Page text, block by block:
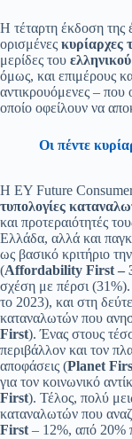
Η τέταρτη έκδοση της
ορισμένες κυρίαρχες
μερίδες του
όμως, και επιμέρους
αντικρουόμενες – που
οποίο οφείλουν να
Οι πέντε
Η EY Future
τυπολογίες
και προτεραιότητές
Ελλάδα, αλλά και
ως βασικό κριτήριο
(Affordability First –
σχέση με πέρσι
το 2023), και στη
καταναλωτών που
First). Ένας στους
περιβάλλον και τον
αποφάσεις (Planet
για τον κοινωνικό
First). Τέλος, πολύ
καταναλωτών που
First – 12%, από 20%